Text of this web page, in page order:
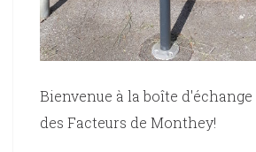
Bienvenue à la boîte
des Facteurs de Monthey!